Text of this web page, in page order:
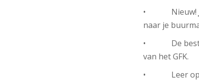
• Nieuw!
naar je
• De
van het GFK.
• Leer op